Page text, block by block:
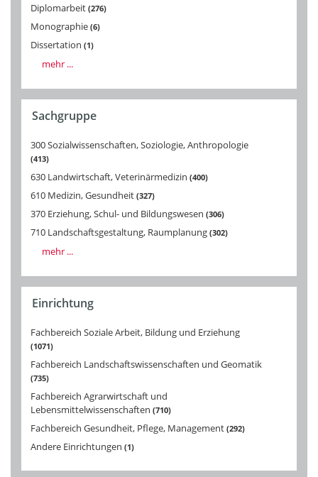
Diplomarbeit 276
Monographie 6
Dissertation 1
mehr ...
Sachgruppe
300 Sozialwissenschaften, Soziologie, Anthropologie
413
630 Landwirtschaft, Veterinärmedizin 400
610 Medizin, Gesundheit 327
370 Erziehung, Schul- und Bildungswesen 306
710 Landschaftsgestaltung, Raumplanung 302
mehr ...
Einrichtung
Fachbereich Soziale Arbeit, Bildung und Erziehung
1071
Fachbereich Landschaftswissenschaften und Geomatik
735
Fachbereich Agrarwirtschaft und
Lebensmittelwissenschaften 710
Fachbereich Gesundheit, Pflege, Management 292
Andere Einrichtungen 1